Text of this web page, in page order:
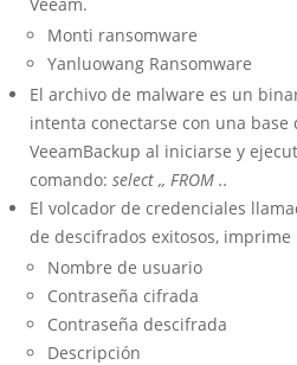
Monti ransomware
Yanluowang Ransomware
El archivo de malware es un
intenta conectarse con una base
VeeamBackup al iniciarse y
comando: select ,, FROM ..
El volcador de credenciales
de descifrados exitosos,
Nombre de usuario
Contraseña cifrada
Contraseña descifrada
Descripción